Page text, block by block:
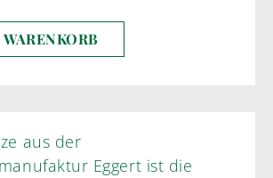
aus der
Eggert ist die